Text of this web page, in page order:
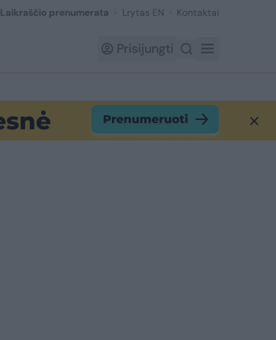
Laikraščio prenumerata Lrytas EN Kontaktai
Prisijungti